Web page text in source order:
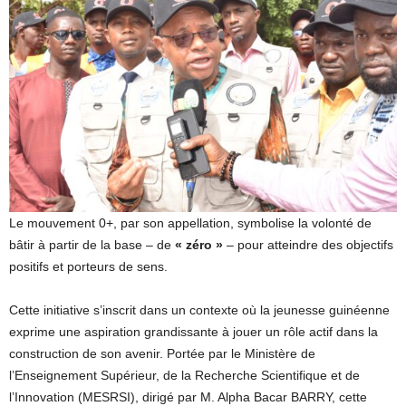
Le mouvement 0+, par son appellation, symbolise la volonté de
bâtir à partir de la base – de « zéro » – pour atteindre des objectifs
positifs et porteurs de sens.
Cette initiative s’inscrit dans un contexte où la jeunesse guinéenne
exprime une aspiration grandissante à jouer un rôle actif dans la
construction de son avenir. Portée par le Ministère de
l’Enseignement Supérieur, de la Recherche Scientifique et de
l’Innovation (MESRSI), dirigé par M. Alpha Bacar BARRY, cette